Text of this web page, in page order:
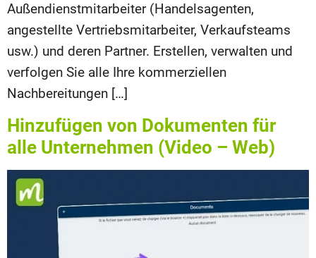
Außendienstmitarbeiter (Handelsagenten,
angestellte Vertriebsmitarbeiter, Verkaufsteams
usw.) und deren Partner. Erstellen, verwalten und
verfolgen Sie alle Ihre kommerziellen
Nachbereitungen […]
Hinzufügen von Dokumenten für
alle Unternehmen (Video – Web)